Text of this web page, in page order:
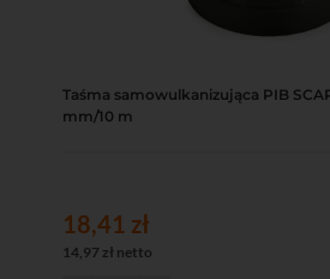
Taśma samowulkanizująca PIB
mm/10 m
18,41 zł
14,97 zł netto